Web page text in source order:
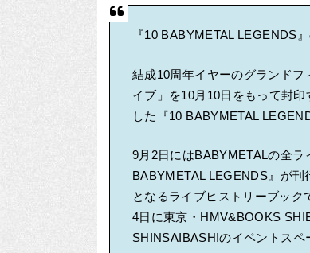
『10 BABYMETAL LEGENDS
結成10周年イヤーのグランド
イブ」を10月10日をもって封
した『10 BABYMETAL
9月2日にはBABYMETALの全
BABYMETAL LEGENDS』が
となるライブヒストリーブック
4日に東京・HMV&BOOKS
SHINSAIBASHIのイベントスペ